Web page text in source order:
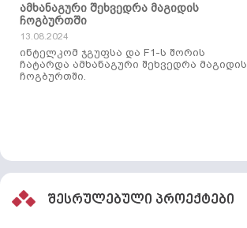
ამხანაგური შეხვედრა მაგიდის
ჩოგბურთში
13.08.2024
ინტელკომ ჯგუფსა და F1-ს შორის
ჩატარდა ამხანაგური შეხვედრა მაგიდის
ჩოგბურთში.
შესრულებული პროექტები